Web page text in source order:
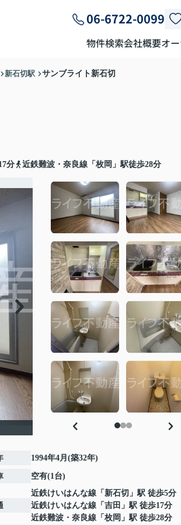
06-6722-0099
物件検索会社概要オ
新石切駅 サンブライト新石切
分 近鉄難波・奈良線「枚岡」駅徒歩28分
1994年4月(築32年)
空有(1台)
近鉄けいはんな線 「 新石切 」駅 徒歩5分
近鉄けいはんな線 「 吉田 」駅 徒歩17分
近鉄難波・奈良線 「 枚岡 」駅 徒歩28分